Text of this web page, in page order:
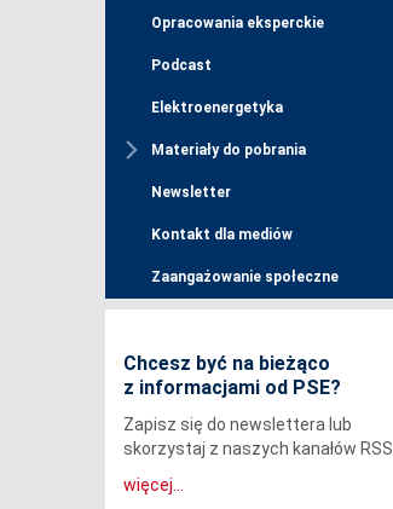
Opracowania eksperckie
Podcast
Elektroenergetyka
Materiały do pobrania
Newsletter
Kontakt dla mediów
Zaangażowanie społeczne
Chcesz być na bieżąco
z informacjami od PSE?
Zapisz się do newslettera lub
skorzystaj z naszych kanałów RSS.
więcej...